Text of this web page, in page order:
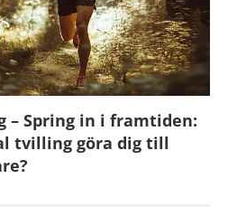
– Spring in i framtiden:
tvilling göra dig till